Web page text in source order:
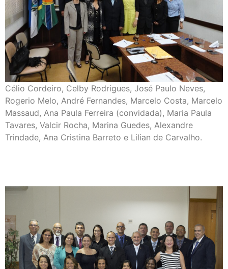
Célio Cordeiro, Celby Rodrigues, José Paulo Neves,
Rogerio Melo, André Fernandes, Marcelo Costa, Marcelo
Massaud, Ana Paula Ferreira (convidada), Maria Paula
Tavares, Valcir Rocha, Marina Guedes, Alexandre
Trindade, Ana Cristina Barreto e Lilian de Carvalho.